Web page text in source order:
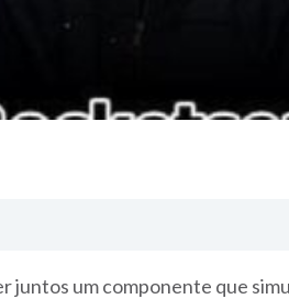
juntos um componente que